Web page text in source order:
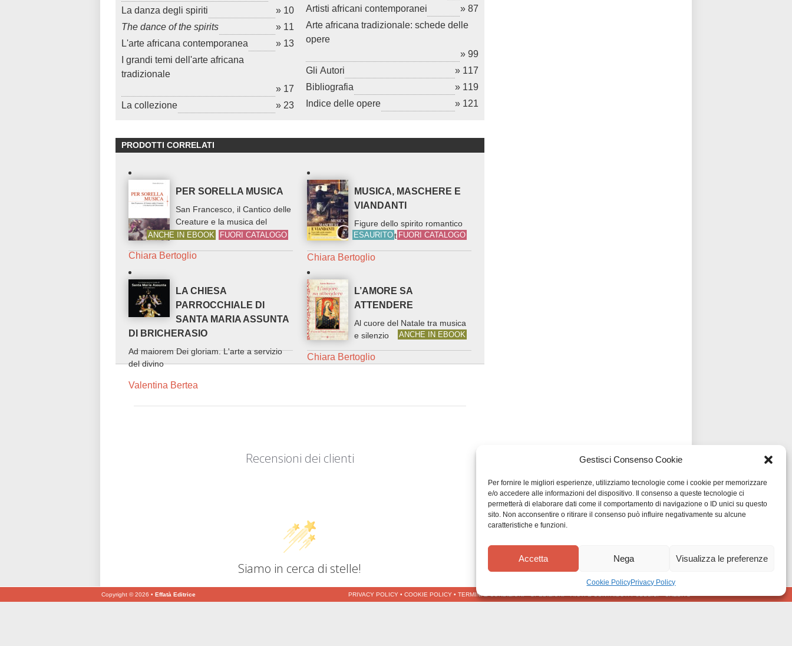
Gestisci Consenso Cookie
Per fornire le migliori esperienze, utilizziamo tecnologie come i cookie per memorizzare
e/o accedere alle informazioni del dispositivo. Il consenso a queste tecnologie ci
permetterà di elaborare dati come il comportamento di navigazione o ID unici su questo
sito. Non acconsentire o ritirare il consenso può influire negativamente su alcune
caratteristiche e funzioni.
Accetta Nega Visualizza le preferenze
Cookie PolicyPrivacy Policy
La danza degli spiriti
» 10
The dance of the spirits
» 11
L'arte africana contemporanea
» 13
I grandi temi dell'arte africana
tradizionale
» 17
La collezione
» 23
Artisti africani contemporanei
» 87
Arte africana tradizionale: schede delle
opere
» 99
Gli Autori
» 117
Bibliografia
» 119
Indice delle opere
» 121
PRODOTTI CORRELATI
PER SORELLA MUSICA
San Francesco, il Cantico delle
Creature e la musica del
Novecento
Chiara Bertoglio
ANCHE IN EBOOK FUORI CATALOGO
MUSICA, MASCHERE E
VIANDANTI
Figure dello spirito romantico
in Schubert e Schumann
Chiara Bertoglio
ESAURITO FUORI CATALOGO
LA CHIESA
PARROCCHIALE DI
SANTA MARIA ASSUNTA
DI BRICHERASIO
Ad maiorem Dei gloriam. L'arte a servizio
del divino
Valentina Bertea
L’AMORE SA
ATTENDERE
Al cuore del Natale tra musica
e silenzio
Chiara Bertoglio
ANCHE IN EBOOK
Recensioni dei clienti
Siamo in cerca di stelle!
Comunicaci cosa ne pensi
Copyright © 2026 • Effatà Editrice PRIVACY POLICY • COOKIE POLICY • TERMINI E CONDIZIONI